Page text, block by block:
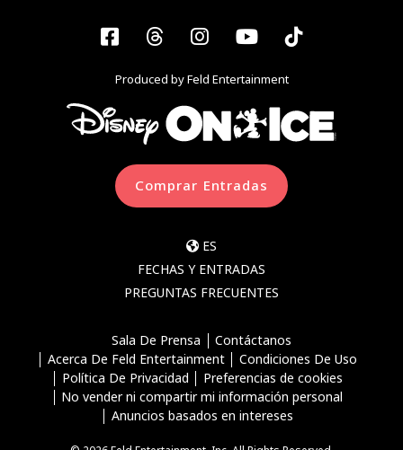
Facebook
ThreadsInstagram
YouTubeTiktok
Produced by Feld Entertainment
Comprar Entradas
ES
FECHAS Y ENTRADAS
PREGUNTAS FRECUENTES
Sala De Prensa
Contáctanos
Acerca De Feld Entertainment
Condiciones De Uso
Política De Privacidad
Preferencias de cookies
No vender ni compartir mi información personal
Anuncios basados en intereses